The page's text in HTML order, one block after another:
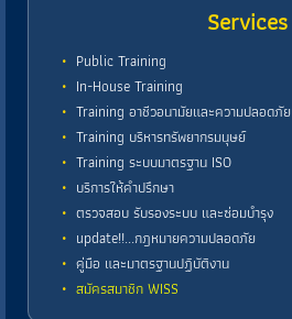
Services
Public Training
In-House Training
Training อาชีวอนามัยและความปลอดภัย
Training บริหารทรัพยากรมนุษย์
Training ระบบมาตรฐาน ISO
บริการให้คำปรึกษา
ตรวจสอบ รับรองระบบ และซ่อมบำรุง
update!!...กฎหมายความปลอดภัย
คู่มือ และมาตรฐานปฏิบัติงาน
สมัครสมาชิก WISS